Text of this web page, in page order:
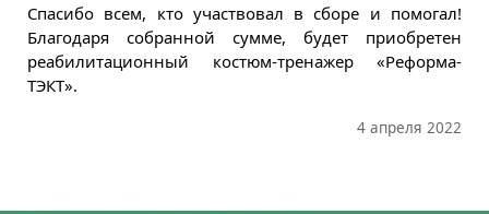
Спасибо всем, кто участвовал в сборе и помогал!
Благодаря собранной сумме, будет приобретен
реабилитационный костюм-тренажер «Реформа-
ТЭКТ».
4 апреля 2022